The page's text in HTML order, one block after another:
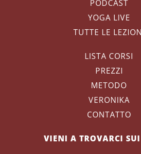
PODCAST
YOGA LIVE
TUTTE LE
LISTA CORSI
PREZZI
METODO
VERONIKA
CONTATTO
VIENI A TROVARCI